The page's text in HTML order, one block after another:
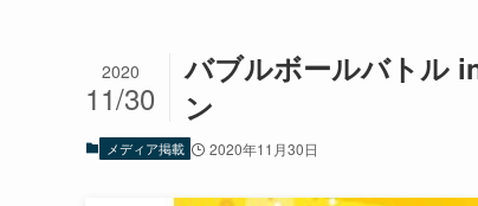
バブルボールバトル
ン
2020
11/30
メディア掲載 2020年11月30日